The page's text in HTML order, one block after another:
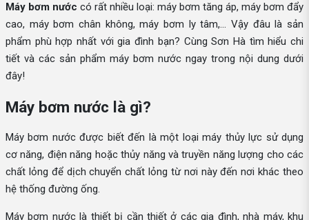
Máy bơm nước có rất nhiều loại: máy bơm tăng áp, máy bơm đẩy
cao, máy bơm chân không, máy bơm ly tâm,... Vậy đâu là sản
phẩm phù hợp nhất với gia đình bạn? Cùng Sơn Hà tìm hiểu chi
tiết và các sản phẩm máy bơm nước ngay trong nội dung dưới
đây!
Máy bơm nước là gì?
Máy bơm nước được biết đến là một loại máy thủy lực sử dụng
cơ năng, điện năng hoặc thủy năng và truyền năng lượng cho các
chất lỏng để dịch chuyển chất lỏng từ nơi này đến nơi khác theo
hệ thống đường ống.
Máy bơm nước là thiết bị cần thiết ở các gia đình, nhà máy, khu